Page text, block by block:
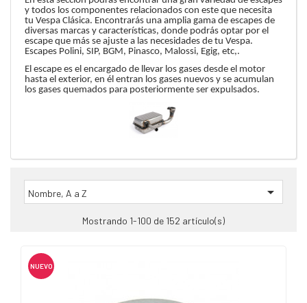
y todos los componentes relacionados con este que necesita
tu Vespa Clásica. Encontrarás una amplia gama de escapes de
diversas marcas y características, donde podrás optar por el
escape que más se ajuste a las necesidades de tu Vespa.
Escapes Polini, SIP, BGM, Pinasco, Malossi, Egig, etc,.
El escape es el encargado de llevar los gases desde el motor
hasta el exterior, en él entran los gases nuevos y se acumulan
los gases quemados para posteriormente ser expulsados.
Nombre, A a Z 
Mostrando 1-100 de 152 artículo(s)
NUEVO